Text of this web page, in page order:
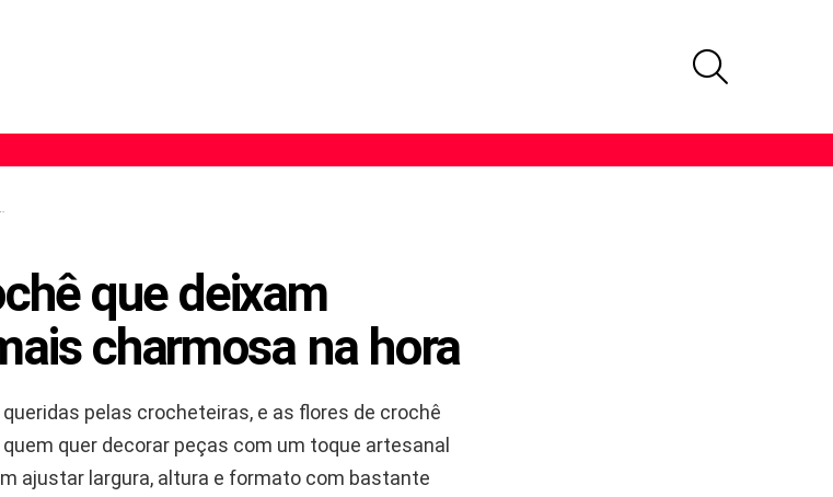
que deixam
charmosa na hora
pelas crocheteiras, e as flores de crochê
quer decorar peças com um toque artesanal
ajustar largura, altura e formato com bastante